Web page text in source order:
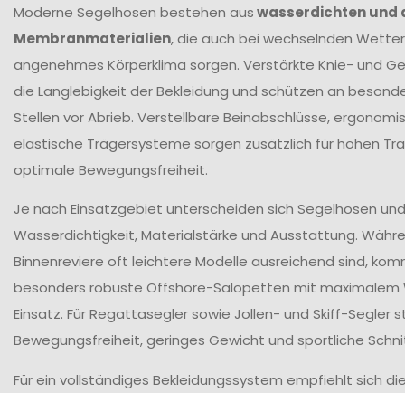
Moderne Segelhosen bestehen auswasserdichten und
Membranmaterialien, die auch bei wechselnden
angenehmes Körperklima sorgen. Verstärkte Knie- und
die Langlebigkeit der Bekleidung und schützen an
Stellen vor Abrieb. Verstellbare Beinabschlüsse,
elastische Trägersysteme sorgen zusätzlich für hohen
optimale Bewegungsfreiheit.
Je nach Einsatzgebiet unterscheiden sich Segelhosen
Wasserdichtigkeit, Materialstärke und Ausstattung.
Binnenreviere oft leichtere Modelle ausreichend sind,
besonders robuste Offshore-Salopetten mit
Einsatz. Für Regattasegler sowie Jollen- und Skiff-Segler
Bewegungsfreiheit, geringes Gewicht und sportliche
Für ein vollständiges Bekleidungssystem empfiehlt sich